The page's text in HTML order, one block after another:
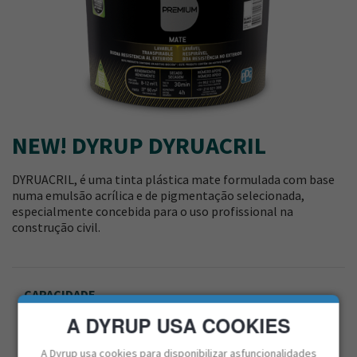
NEW! DYRUP DYRUACRIL
DYRUACRIL, é uma tinta plástica mate formulada com base
numa emulsão acrílica e de pigmentação selecionada,
especialmente concebida para o uso profissional na
construção civil.
CAPACIDADE
BRILHO
Mate
A DYRUP USA COOKIES
A Dyrup usa cookies para disponibilizar asfuncionalidades